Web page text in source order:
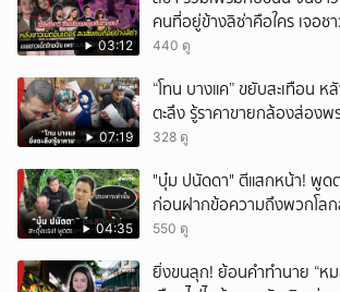
03:12
คนที่อยู่ข้างลิซ่าคือใคร เจอช
ชายคนนี้ไม่ธรรมดา
440 ดู
07:19
“โทน บางแค” ขยับสะเทือน
ตะลึง รู้ราคาขายกล้องส่องพ
บุกรวบ?
328 ดู
04:35
"บุ๋ม ปนัดดา" ตีแสกหน้า! พูด
ก่อนฝากข้อความถึงพวกโล
550 ดู
ยิ่งขนลุก! ย้อนคำทำนาย “ห
ยกเลิก